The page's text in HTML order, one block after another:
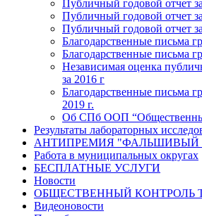
Публичный годовой отчет
Публичный годовой отчет
Публичный годовой отчет
Благодарственные письма
Благодарственные письма
Независимая оценка
за 2016 г
Благодарственные письма
2019 г.
Об СПб ООП
Результаты лабораторных
АНТИПРЕМИЯ "ФАЛЬШИВЫЙ
Работа в муниципальных округах
БЕСПЛАТНЫЕ УСЛУГИ
Новости
ОБЩЕСТВЕННЫЙ КОНТРОЛЬ
Видеоновости